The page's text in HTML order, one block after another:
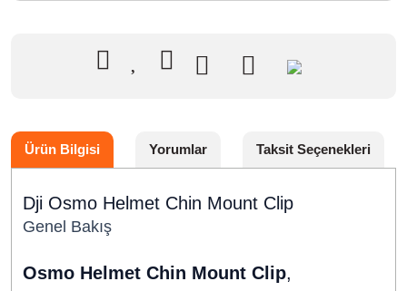
Ürün Bilgisi Yorumlar Taksit Seçenekleri
Dji Osmo Helmet Chin Mount Clip
Genel Bakış
Osmo Helmet Chin Mount Clip,